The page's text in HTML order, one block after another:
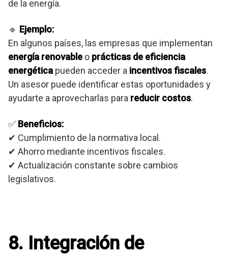
de la energía.
🔹 Ejemplo:
En algunos países, las empresas que implementan
energía renovable o prácticas de eficiencia
energética pueden acceder a incentivos fiscales.
Un asesor puede identificar estas oportunidades y
ayudarte a aprovecharlas para reducir costos.
✅ Beneficios:
✔ Cumplimiento de la normativa local.
✔ Ahorro mediante incentivos fiscales.
✔ Actualización constante sobre cambios
legislativos.
8. Integración de